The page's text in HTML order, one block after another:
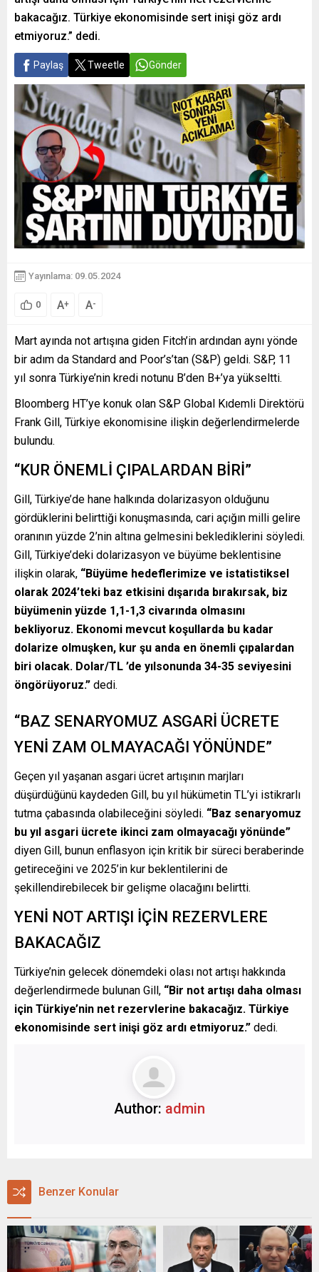
bakacağız. Türkiye ekonomisinde sert inişi göz ardı
etmiyoruz.” dedi.
Paylaş Tweetle Gönder
Yayınlama: 09.05.2024
0 A+ A-
Mart ayında not artışına giden Fitch’in ardından aynı yönde
bir adım da Standard and Poor’s’tan (S&P) geldi. S&P, 11
yıl sonra Türkiye’nin kredi notunu B’den B+’ya yükseltti.
Bloomberg HT’ye konuk olan S&P Global Kıdemli Direktörü
Frank Gill, Türkiye ekonomisine ilişkin değerlendirmelerde
bulundu.
“KUR ÖNEMLİ ÇIPALARDAN BİRİ”
Gill, Türkiye’de hane halkında dolarizasyon olduğunu
gördüklerini belirttiği konuşmasında, cari açığın milli gelire
oranının yüzde 2’nin altına gelmesini beklediklerini söyledi.
Gill, Türkiye’deki dolarizasyon ve büyüme beklentisine
ilişkin olarak, “Büyüme hedeflerimize ve istatistiksel
olarak 2024’teki baz etkisini dışarıda bırakırsak, biz
büyümenin yüzde 1,1-1,3 civarında olmasını
bekliyoruz. Ekonomi mevcut koşullarda bu kadar
dolarize olmuşken, kur şu anda en önemli çıpalardan
biri olacak. Dolar/TL ’de yılsonunda 34-35 seviyesini
öngörüyoruz.” dedi.
“BAZ SENARYOMUZ ASGARİ ÜCRETE
YENİ ZAM OLMAYACAĞI YÖNÜNDE”
Geçen yıl yaşanan asgari ücret artışının marjları
düşürdüğünü kaydeden Gill, bu yıl hükümetin TL’yi istikrarlı
tutma çabasında olabileceğini söyledi. “Baz senaryomuz
bu yıl asgari ücrete ikinci zam olmayacağı yönünde”
diyen Gill, bunun enflasyon için kritik bir süreci beraberinde
getireceğini ve 2025’in kur beklentilerini de
şekillendirebilecek bir gelişme olacağını belirtti.
YENİ NOT ARTIŞI İÇİN REZERVLERE
BAKACAĞIZ
Türkiye’nin gelecek dönemdeki olası not artışı hakkında
değerlendirmede bulunan Gill, “Bir not artışı daha olması
için Türkiye’nin net rezervlerine bakacağız. Türkiye
ekonomisinde sert inişi göz ardı etmiyoruz.” dedi.
Author: admin
Benzer Konular